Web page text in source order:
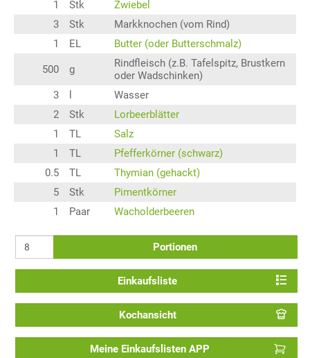
1
Stk
Zwiebel
3
Stk
Markknochen (vom Rind)
1
EL Butter (oder Butterschmalz)
500 g
Rindfleisch (z.B. Tafelspitz, Brustkern
oder Wadschinken)
3
Wasser
2
Stk
Lorbeerblätter
1
TL
Salz
1
TL
Pfefferkörner (schwarz)
0.5
TL
Thymian (gehackt)
5
Stk
Pimentkörner
1
Paar Wacholderbeeren
Portionen
Einkaufsliste
Kochansicht
Meine Einkaufslisten APP